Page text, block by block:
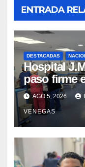
ENTRADA
DESTACADAS
Hospital
paso firme
tras los
sísmicos
AGO 5, 2026
VENEGAS